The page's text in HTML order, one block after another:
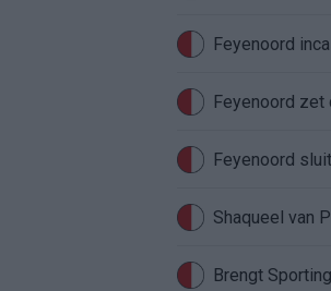
Feyenoord
Feyenoord zet
Feyenoord
Shaqueel van
Brengt